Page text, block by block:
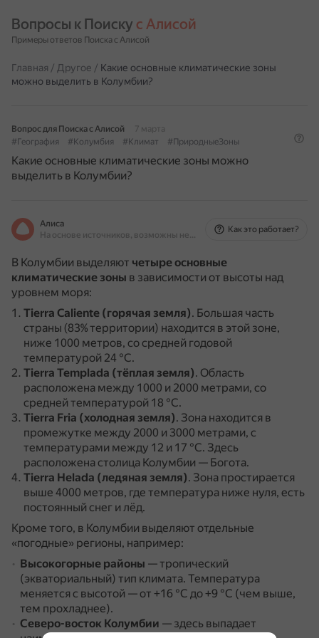
Вопросы к Поиску с Алисой
Примеры ответов Поиска с Алисой
Главная / Другое / Какие основные климатические зоны
можно выделить в Колумбии?
Вопрос для Поиска с Алисой
7 марта
#География
#Колумбия #Климат #ПриродныеЗоны
Какие основные климатические зоны можно
выделить в Колумбии?
Алиса
На основе источников, возможны неточности
Как это работает?
В Колумбии выделяют четыре основные
климатические зоны в зависимости от высоты над
уровнем моря:
Tierra Caliente (горячая земля). Большая часть
страны (83% территории) находится в этой зоне,
ниже 1000 метров, со средней годовой
температурой 24 °C.
Tierra Templada (тёплая земля). Область
расположена между 1000 и 2000 метрами, со
средней температурой 18 °С.
Tierra Fria (холодная земля). Зона находится в
промежутке между 2000 и 3000 метрами, с
температурами между 12 и 17 °C. Здесь
расположена столица Колумбии — Богота.
Tierra Helada (ледяная земля). Зона простирается
выше 4000 метров, где температура ниже нуля, есть
постоянный снег и лёд.
Кроме того, в Колумбии выделяют отдельные
«погодные» регионы, например:
Высокогорные районы — тропический
(экваториальный) тип климата. Температура
меняется с высотой — от +16 °С до +9 °С (чем выше,
тем прохладнее).
Северо-восток Колумбии — здесь выпадает